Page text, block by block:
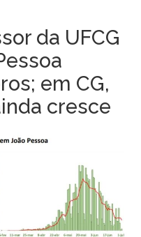
da UFCG
em CG,
cresce